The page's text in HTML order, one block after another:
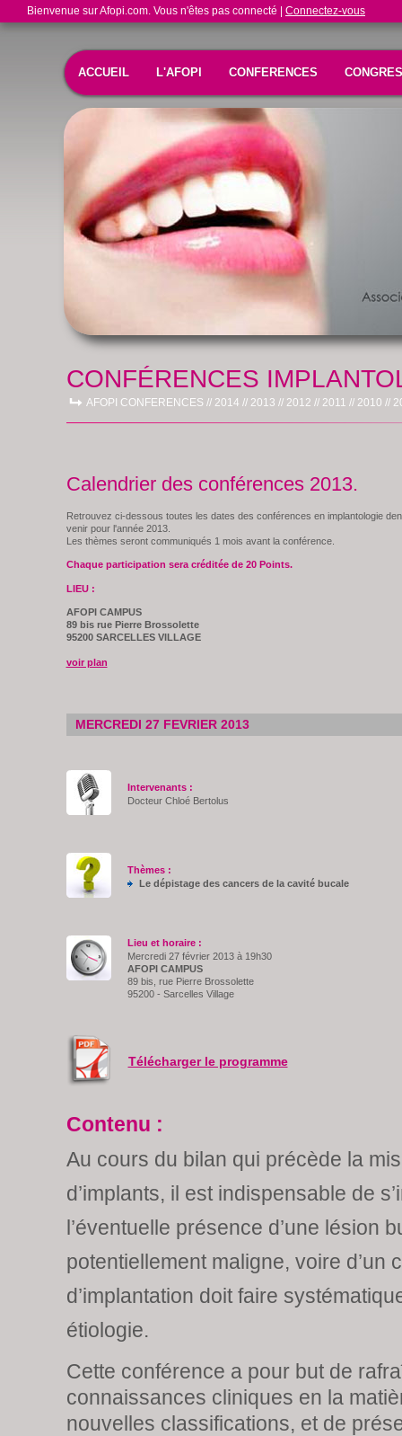
Bienvenue sur Afopi.com. Vous n'êtes pas connecté | Connectez-vous
ACCUEIL L'AFOPI CONFERENCES CONGRES
CONFÉRENCES
AFOPI CONFERENCES // 2014 // 2013 // 2012 // 2011 // 2010 //
Calendrier des conférences 2013.
Retrouvez ci-dessous toutes les dates des conférences en implantologie
venir pour l'année 2013.
Les thèmes seront communiqués 1 mois avant la conférence.
Chaque participation sera créditée de 20 Points.
LIEU :
AFOPI CAMPUS
89 bis rue Pierre Brossolette
95200 SARCELLES VILLAGE
voir plan
MERCREDI 27 FEVRIER 2013
Intervenants :
Docteur Chloé Bertolus
Thèmes :
Le dépistage des cancers de la cavité bucale
Lieu et horaire :
Mercredi 27 février 2013 à 19h30
AFOPI CAMPUS
89 bis, rue Pierre Brossolette
95200 - Sarcelles Village
Télécharger le programme
Contenu :
Au cours du bilan qui précède la
d’implants, il est indispensable de
l’éventuelle présence d’une lésion
potentiellement maligne, voire d’un
d’implantation doit faire
étiologie.
Cette conférence a pour but de
connaissances cliniques en la
nouvelles classifications, et de